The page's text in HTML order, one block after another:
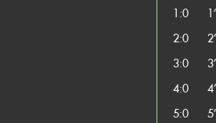
1:0
1’
2:0
2’
3:0
3’
4:0
4’
5:0
5’